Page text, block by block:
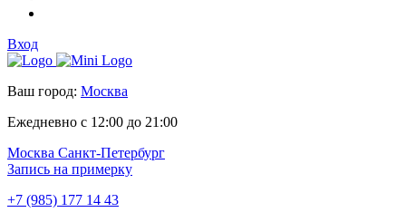
Вход
Ваш город: Москва
Ежедневно с 12:00 до 21:00
Москва Санкт-Петербург
Запись на примерку
+7 (985) 177 14 43